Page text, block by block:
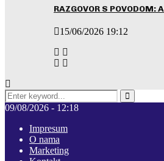
RAZGOVOR S
15/06/2026 19:12
Search
for:
Pretraga
09/08/2026 - 12:18
Impresum
O nama
Marketing